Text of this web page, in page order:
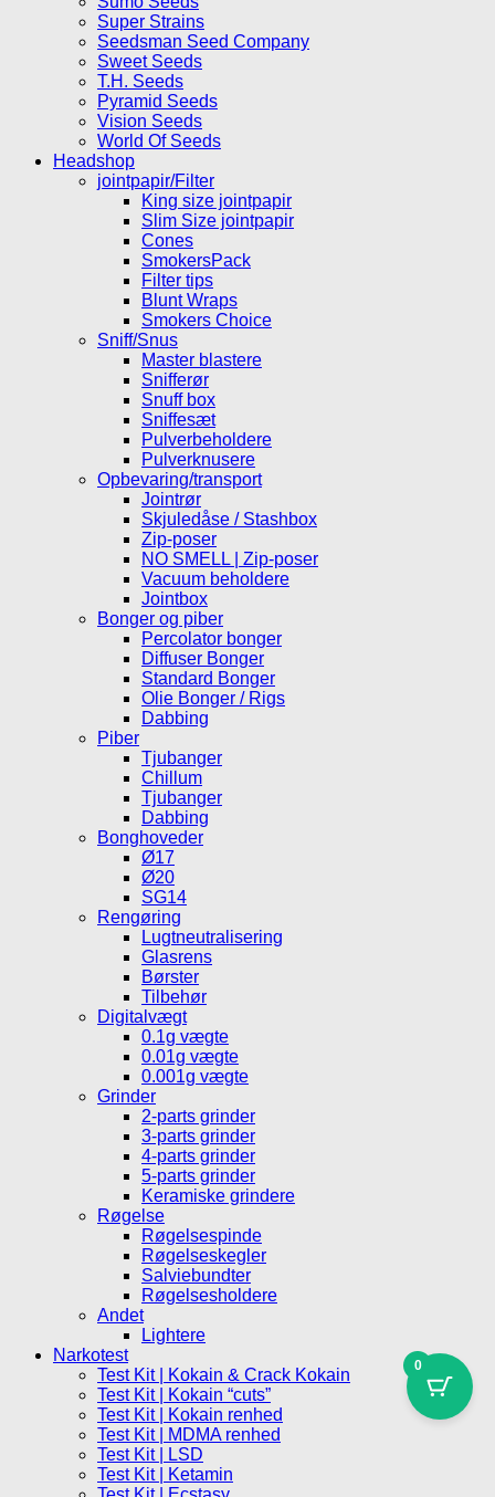
Super Strains
Seedsman Seed Company
Sweet Seeds
T.H. Seeds
Pyramid Seeds
Vision Seeds
World Of Seeds
Headshop
jointpapir/Filter
King size jointpapir
Slim Size jointpapir
Cones
SmokersPack
Filter tips
Blunt Wraps
Smokers Choice
Sniff/Snus
Master blastere
Snifferør
Snuff box
Sniffesæt
Pulverbeholdere
Pulverknusere
Opbevaring/transport
Jointrør
Skjuledåse / Stashbox
Zip-poser
NO SMELL | Zip-poser
Vacuum beholdere
Jointbox
Bonger og piber
Percolator bonger
Diffuser Bonger
Standard Bonger
Olie Bonger / Rigs
Dabbing
Piber
Tjubanger
Chillum
Tjubanger
Dabbing
Bonghoveder
Ø17
Ø20
SG14
Rengøring
Lugtneutralisering
Glasrens
Børster
Tilbehør
Digitalvægt
0.1g vægte
0.01g vægte
0.001g vægte
Grinder
2-parts grinder
3-parts grinder
4-parts grinder
5-parts grinder
Keramiske grindere
Røgelse
Røgelsespinde
Røgelseskegler
Salviebundter
Røgelsesholdere
Andet
Lightere
Narkotest
Test Kit | Kokain & Crack Kokain
Test Kit | Kokain “cuts”
Test Kit | Kokain renhed
Test Kit | MDMA renhed
Test Kit | LSD
Test Kit | Ketamin
0